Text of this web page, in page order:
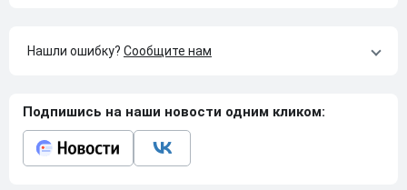
Нашли ошибку? Сообщите нам
Подпишись на наши новости одним кликом: